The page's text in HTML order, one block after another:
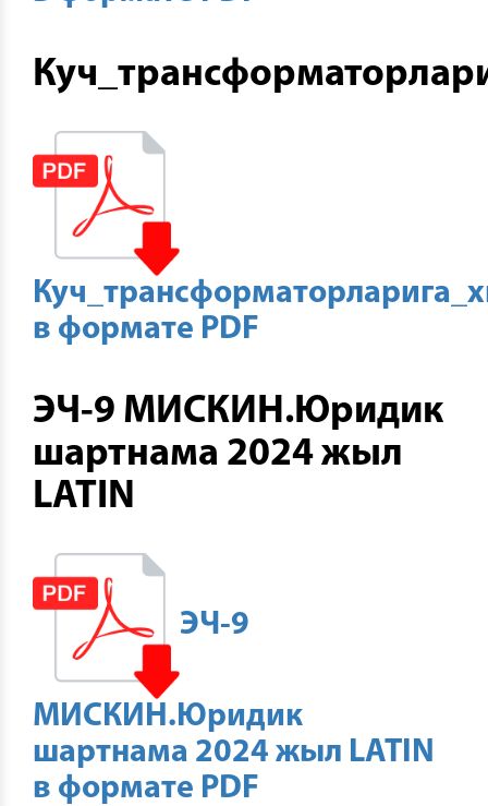
в формате PDF
ЭЧ-9 МИСКИН.Юридик
шартнама 2024 жыл
LATIN
ЭЧ-9
МИСКИН.Юридик
шартнама 2024 жыл LATIN
в формате PDF